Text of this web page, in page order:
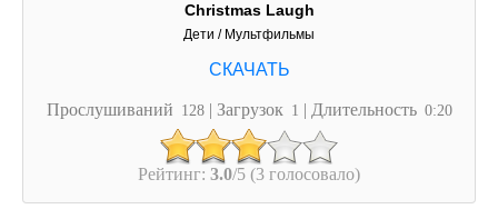
Christmas Laugh
Дети / Мультфильмы
Прослушиваний 128 | Загрузок 1 | Длительность 0:20
Рейтинг: 3.0/5 (3 голосовало)